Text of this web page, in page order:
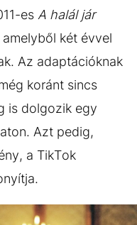
es A halál jár
két évvel
Az adaptációknak
koránt sincs
is dolgozik egy
Azt pedig,
a TikTok